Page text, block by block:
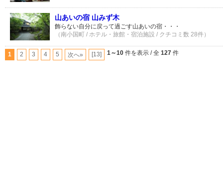
山あいの宿 山みず木
飾らない自分に戻って過ごす山あいの宿・・・
（南小国町 / ホテル・旅館・宿泊施設 / クチコミ数 28件）
1 2 3 4 5 次へ» [13] 1～10 件を表示 / 全 127 件